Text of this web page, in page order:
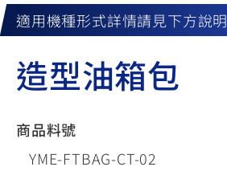
適用機種形式詳情請見下方說明
造型油箱包
商品料號
YME-FTBAG-CT-02